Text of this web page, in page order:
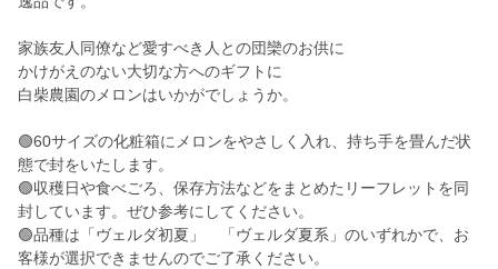
家族友人同僚など愛すべき人との団欒のお供に
かけがえのない大切な方へのギフトに
白柴農園のメロンはいかがでしょうか。
🟢60サイズの化粧箱にメロンをやさしく入れ、持ち手を畳んだ状
態で封をいたします。
🟢収穫日や食べごろ、保存方法などをまとめたリーフレットを同
封しています。ぜひ参考にしてください。
🟢品種は「ヴェルダ初夏」 「ヴェルダ夏系」のいずれかで、お
客様が選択できませんのでご了承ください。